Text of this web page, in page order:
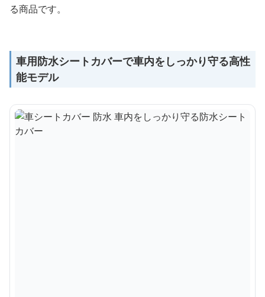
る商品です。
車用防水シートカバーで車内をしっかり守る高性
能モデル